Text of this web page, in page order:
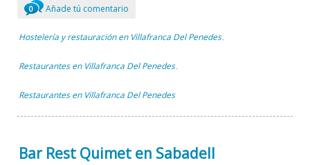
0 Añade tú comentario
Hostelería y restauración en Villafranca Del Penedes
Restaurantes en Villafranca Del Penedes
Restaurantes en Villafranca Del Penedes
Bar Rest Quimet en Sabadell